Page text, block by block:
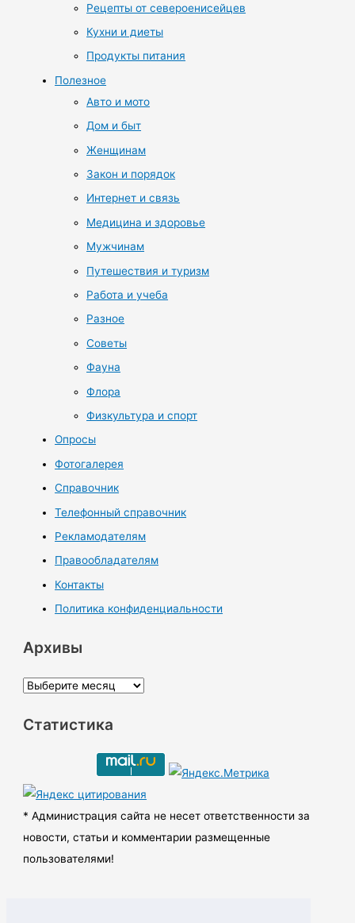
Рецепты от североенисейцев
Кухни и диеты
Продукты питания
Полезное
Авто и мото
Дом и быт
Женщинам
Закон и порядок
Интернет и связь
Медицина и здоровье
Мужчинам
Путешествия и туризм
Работа и учеба
Разное
Советы
Фауна
Флора
Физкультура и спорт
Опросы
Фотогалерея
Справочник
Телефонный справочник
Рекламодателям
Правообладателям
Контакты
Политика конфиденциальности
Архивы
А
х
ы
Статистика
* Администрация сайта не несет ответственности за
новости, статьи и комментарии размещенные
пользователями!